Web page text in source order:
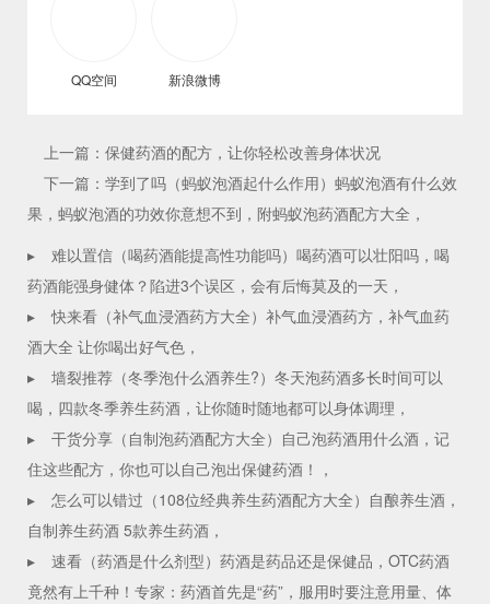
QQ空间 新浪微博
上一篇：保健药酒的配方，让你轻松改善身体状况
下一篇：学到了吗（蚂蚁泡酒起什么作用）蚂蚁泡酒有什么效
果，蚂蚁泡酒的功效你意想不到，附蚂蚁泡药酒配方大全，
▸
难以置信（喝药酒能提高性功能吗）喝药酒可以壮阳吗，喝
药酒能强身健体？陷进3个误区，会有后悔莫及的一天，
▸
快来看（补气血浸酒药方大全）补气血浸酒药方，补气血药
酒大全 让你喝出好气色，
▸
墙裂推荐（冬季泡什么酒养生?）冬天泡药酒多长时间可以
喝，四款冬季养生药酒，让你随时随地都可以身体调理，
▸
干货分享（自制泡药酒配方大全）自己泡药酒用什么酒，记
住这些配方，你也可以自己泡出保健药酒！，
▸
怎么可以错过（108位经典养生药酒配方大全）自酿养生酒，
自制养生药酒 5款养生药酒，
▸
速看（药酒是什么剂型）药酒是药品还是保健品，OTC药酒
竟然有上千种！专家：药酒首先是“药”，服用时要注意用量、体